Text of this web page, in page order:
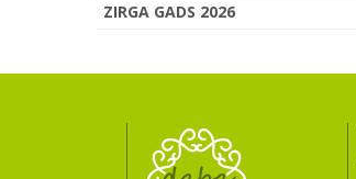
ZIRGA GADS 2026